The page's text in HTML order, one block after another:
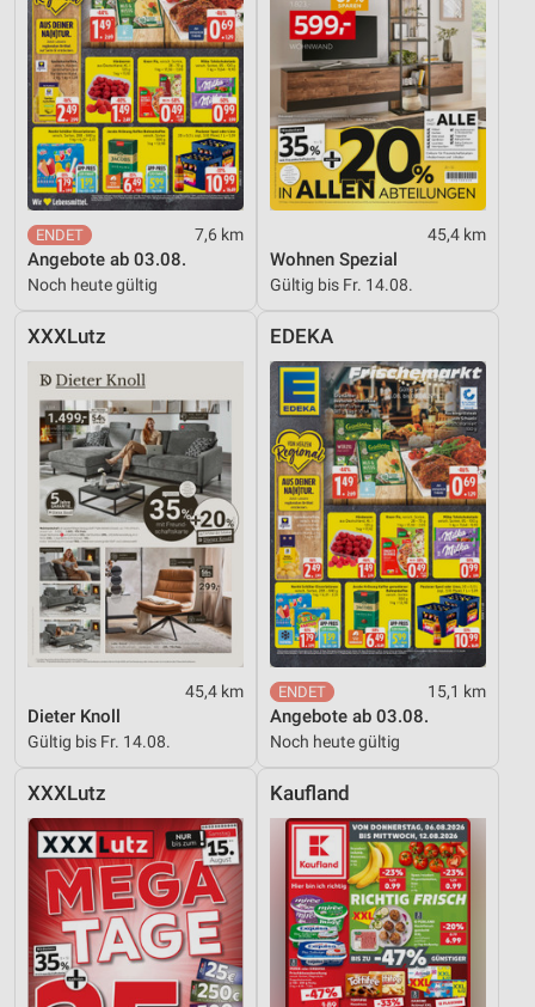
7,6 km
Angebote ab 03.08.
Noch heute gültig
45,4 km
Wohnen Spezial
Gültig bis Fr. 14.08.
XXXLutz
45,4 km
Dieter Knoll
Gültig bis Fr. 14.08.
EDEKA
15,1 km
Angebote ab 03.08.
Noch heute gültig
XXXLutz Kaufland